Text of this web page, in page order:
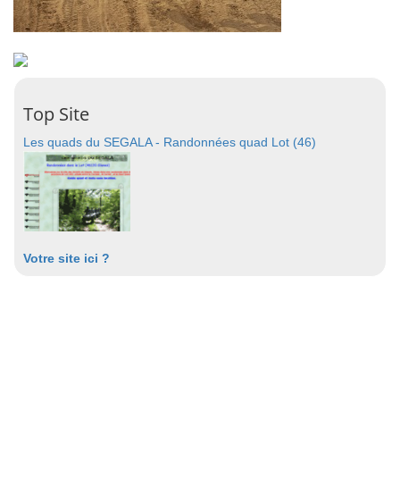
Top Site
Les quads du SEGALA - Randonnées quad Lot (46)
Votre site ici ?